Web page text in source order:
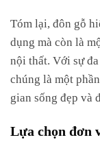
Tóm lại, đôn gỗ
dụng mà còn là
nội thất. Với sự
chúng là một
gian sống đẹp và
Lựa chọn đơn